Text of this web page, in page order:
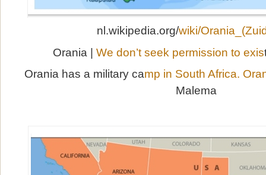
nl.wikipedia.org/wiki/
Orania | We don’t seek permission to exis
Orania has a military camp in South Africa.
Malema